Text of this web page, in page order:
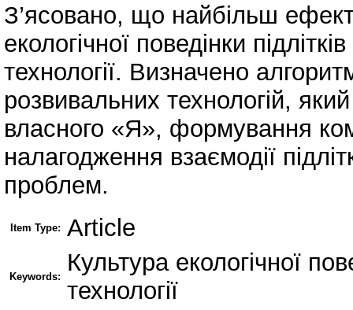
З’ясовано, що найбільш
екологічної поведінки
технології. Визначено
розвивальних технологій,
власного «Я», формування
налагодження взаємодії
проблем.
Item Type: Article
Keywords:
Культура екологічної
технології